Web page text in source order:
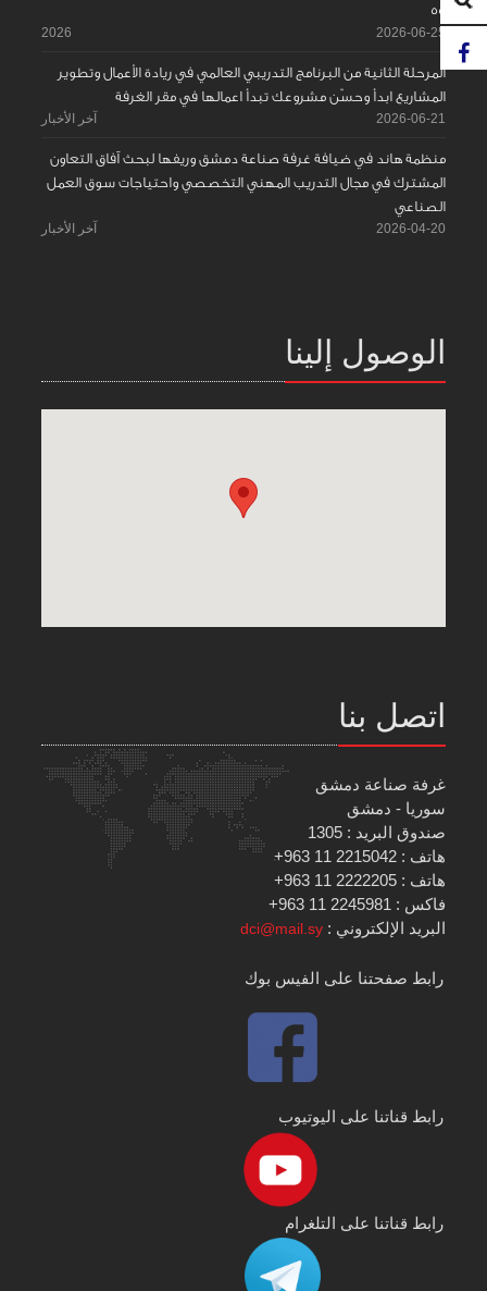
55
2026-06-25
2026
المرحلة الثانية من البرنامج التدريبي العالمي في ريادة الأعمال وتطوير
المشاريع ابدأ وحسّن مشروعك تبدأ اعمالها في مقر الغرفة
2026-06-21 آخر الأخبار
منظمة هاند في ضيافة غرفة صناعة دمشق وريفها لبحث آفاق التعاون
المشترك في مجال التدريب المهني التخصصي واحتياجات سوق العمل
الصناعي
2026-04-20 آخر الأخبار
الوصول إلينا
اتصل بنا
غرفة صناعة دمشق
سوريا - دمشق
صندوق البريد : 1305
هاتف : 2215042 11 963+
هاتف : 2222205 11 963+
فاكس : 2245981 11 963+
البريد الإلكتروني :dci@mail.sy
رابط صفحتنا على الفيس بوك
رابط قناتنا على اليوتيوب
رابط قناتنا على التلغرام